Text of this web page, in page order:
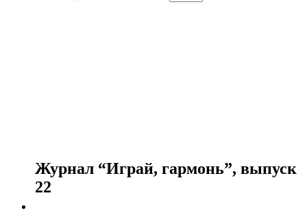
Журнал “Играй, гармонь”, выпуск
22